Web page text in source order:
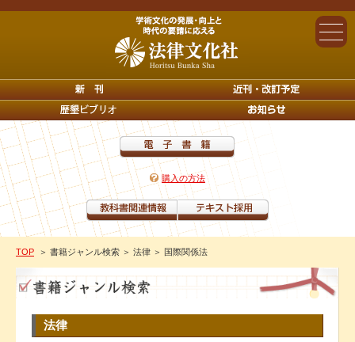
購入の方法
TOP ＞ 書籍ジャンル検索 ＞ 法律 ＞ 国際関係法
法律